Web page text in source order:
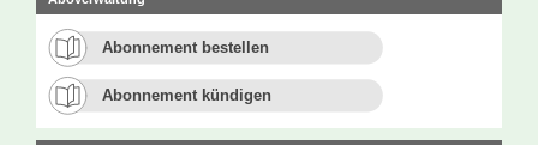
Abonnement bestellen
Abonnement kündigen